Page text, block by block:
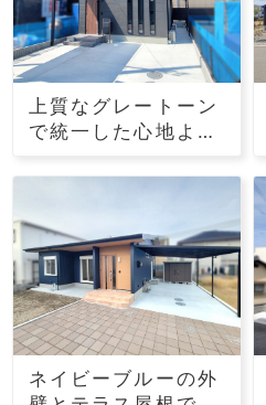
上質なグレートーン
で統一した心地よい
ネイビーブルーの外